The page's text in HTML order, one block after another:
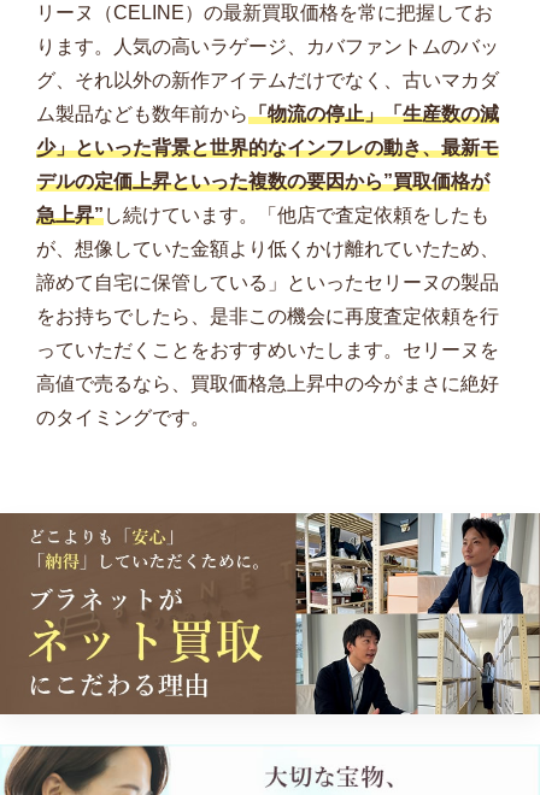
リーヌ（CELINE）の最新買取価格を常に把握してお
ります。人気の高いラゲージ、カバファントムのバッ
グ、それ以外の新作アイテムだけでなく、古いマカダ
ム製品なども数年前から「物流の停止」「生産数の減
少」といった背景と世界的なインフレの動き、最新モ
デルの定価上昇といった複数の要因から”買取価格が
急上昇”し続けています。「他店で査定依頼をしたも
が、想像していた金額より低くかけ離れていたため、
諦めて自宅に保管している」といったセリーヌの製品
をお持ちでしたら、是非この機会に再度査定依頼を行
っていただくことをおすすめいたします。セリーヌを
高値で売るなら、買取価格急上昇中の今がまさに絶好
のタイミングです。